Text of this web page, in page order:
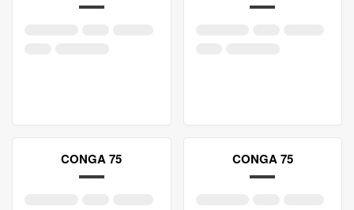
CONGA 75 CONGA 75